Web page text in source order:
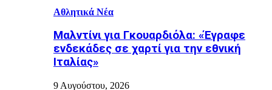
Αθλητικά Νέα
Μαλντίνι για Γκουαρδιόλα: «Έγραφε
ενδεκάδες σε χαρτί για την εθνική
Ιταλίας»
9 Αυγούστου, 2026